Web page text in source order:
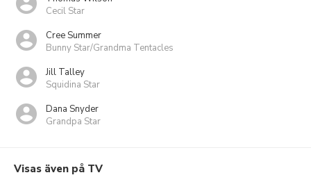
Cecil Star
Cree Summer
Bunny Star/Grandma Tentacles
Jill Talley
Squidina Star
Dana Snyder
Grandpa Star
Visas även på TV